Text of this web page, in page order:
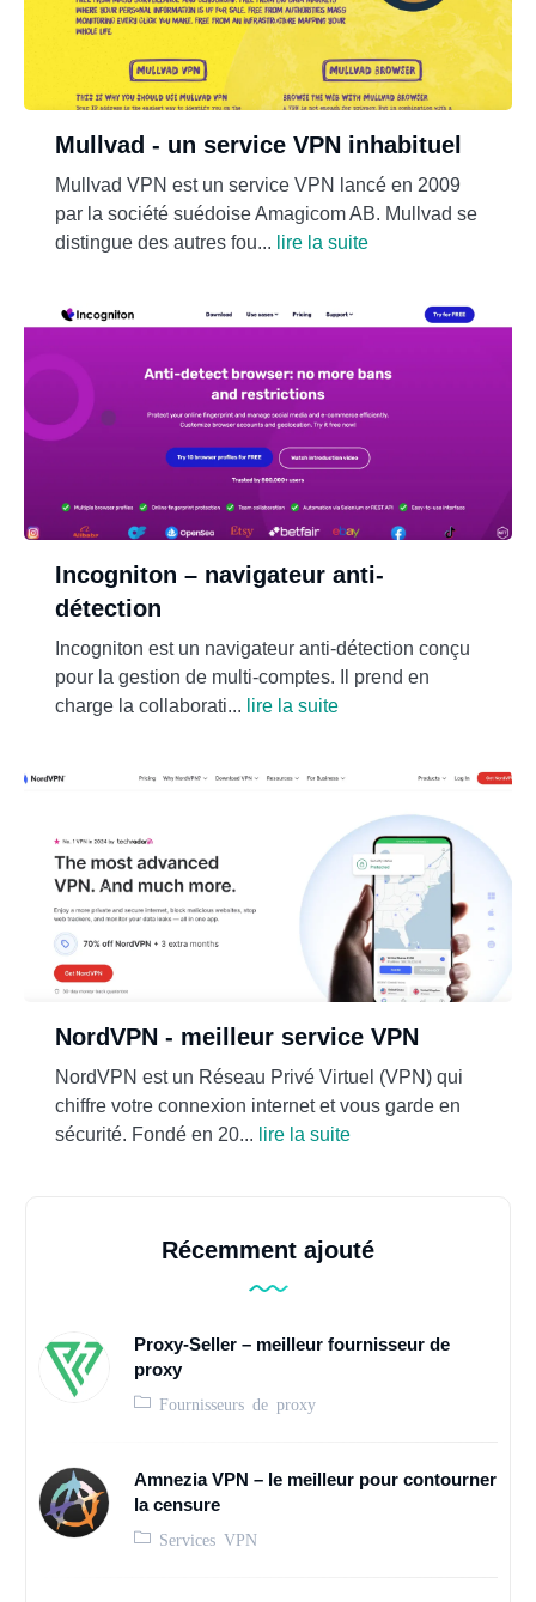
Mullvad - un service VPN inhabituel
Mullvad VPN est un service VPN lancé en 2009
par la société suédoise Amagicom AB. Mullvad se
distingue des autres fou... lire la suite
Incogniton – navigateur anti-
détection
Incogniton est un navigateur anti-détection conçu
pour la gestion de multi-comptes. Il prend en
charge la collaborati... lire la suite
NordVPN - meilleur service VPN
NordVPN est un Réseau Privé Virtuel (VPN) qui
chiffre votre connexion internet et vous garde en
sécurité. Fondé en 20... lire la suite
Récemment ajouté
Proxy-Seller – meilleur fournisseur de
proxy
Fournisseurs de proxy
Amnezia VPN – le meilleur pour contourner
la censure
Services VPN